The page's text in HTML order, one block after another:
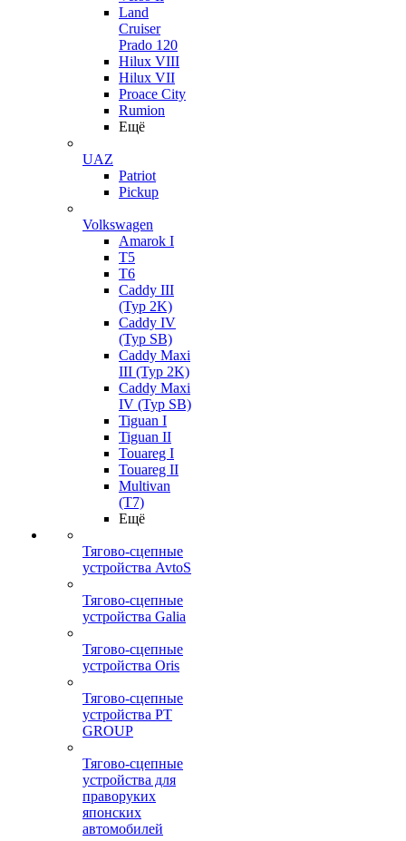
Land
Cruiser
Prado 120
Hilux VIII
Hilux VII
Proace City
Rumion
Ещё
UAZ
Patriot
Pickup
Volkswagen
Amarok I
T5
T6
Caddy III
(Typ 2K)
Caddy IV
(Typ SB)
Caddy Maxi
III (Typ 2K)
Caddy Maxi
IV (Typ SB)
Tiguan I
Tiguan II
Touareg I
Touareg II
Multivan
(T7)
Ещё
Тягово-сцепные
устройства AvtoS
Тягово-сцепные
устройства Galia
Тягово-сцепные
устройства Oris
Тягово-сцепные
устройства PT
GROUP
Тягово-сцепные
устройства для
праворуких
японских
автомобилей